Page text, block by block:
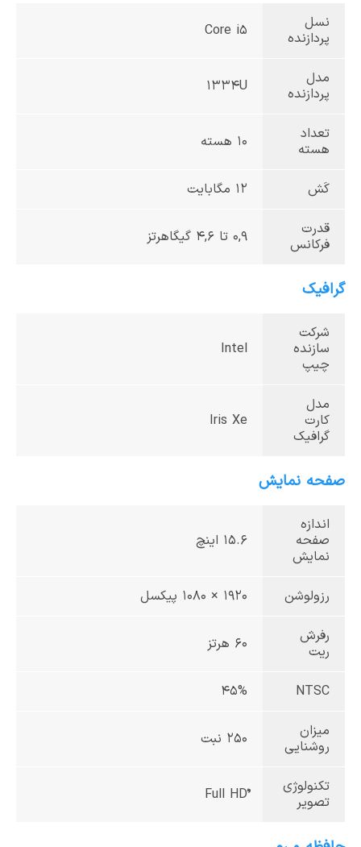
نسل
پردازنده
Core i5
مدل
پردازنده
۱۳۳۴U
تعداد
هسته
10 هسته
کَش 12 مگابایت
قدرت
فرکانس
0,9 تا 4,6 گیگاهرتز
گرافیک
شرکت
سازنده
چیپ
Intel
مدل
کارت
گرافیک
Iris Xe
صفحه نمایش
اندازه
صفحه
نمایش
15.6 اینچ
رزولوشن 1920 × 1080 پیکسل
رفرش
ریت
60 هرتز
NTSC ۴۵%
میزان
روشنایی
250 نبت
تکنولوژی
تصویر
ٌFull HD